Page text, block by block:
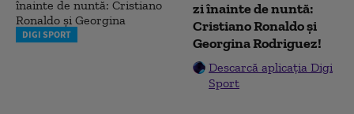
DIGI SPORT
zi înainte de nuntă:
Cristiano Ronaldo și
Georgina Rodriguez!
Descarcă aplicația Digi
Sport